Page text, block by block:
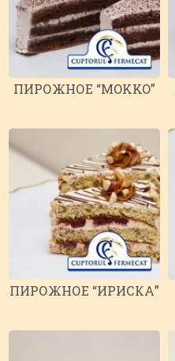
ПИРОЖНОЕ “MOKKO”
ПИРОЖНОЕ “ИРИСКА”